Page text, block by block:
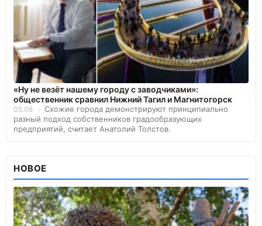
«Ну не везёт нашему городу с заводчиками»:
общественник сравнил Нижний Тагил и Магнитогорск
05.08
Схожие города демонстрируют принципиально
разный подход собственников градообразующих
предприятий, считает Анатолий Толстов.
НОВОЕ